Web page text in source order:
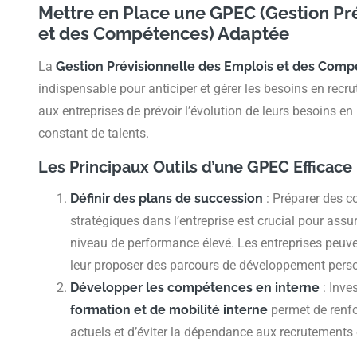
Mettre en Place une GPEC (Gestion
et des Compétences) Adaptée
LaGestion Prévisionnelle des Emplois et des
indispensable pour anticiper et gérer les besoins en
aux entreprises de prévoir l’évolution de leurs besoins
constant de talents.
Les Principaux Outils d’une GPEC Efficace
Définir des plans de succession : Préparer des
stratégiques dans l’entreprise est crucial pour
niveau de performance élevé. Les entreprises
leur proposer des parcours de développement
Développer les compétences en interne :
formation et de mobilité interne permet de
actuels et d’éviter la dépendance aux